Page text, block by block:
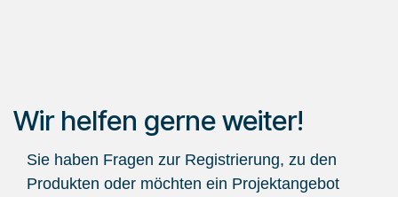
Wir helfen gerne weiter!
Sie haben Fragen zur Registrierung, zu den
Produkten oder möchten ein Projektangebot